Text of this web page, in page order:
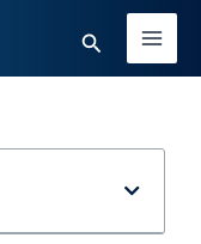
搜
尋
Main